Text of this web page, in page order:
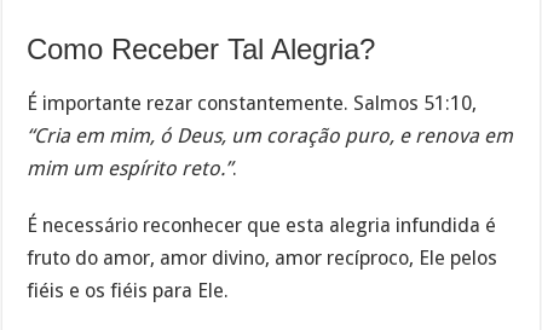
Como Receber Tal Alegria?
É importante rezar constantemente. Salmos 51:10,
“Cria em mim, ó Deus, um coração puro, e renova em
mim um espírito reto.”.
É necessário reconhecer que esta alegria infundida é
fruto do amor, amor divino, amor recíproco, Ele pelos
fiéis e os fiéis para Ele.